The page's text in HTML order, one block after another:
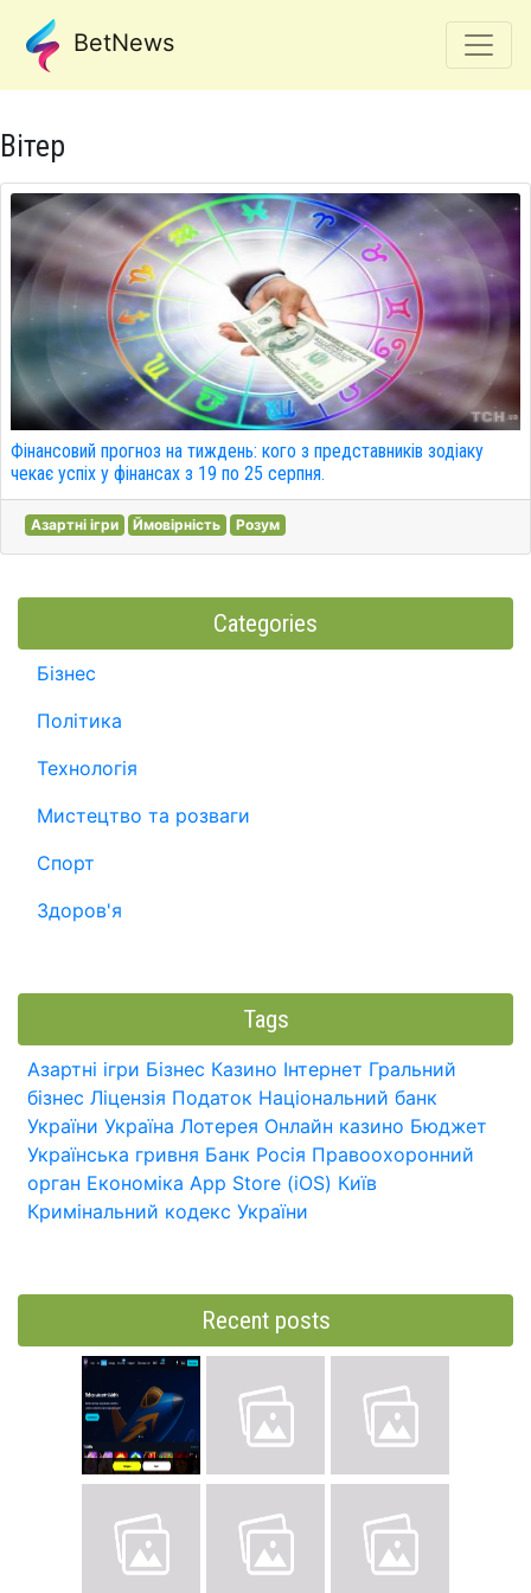
BetNews
Вітер
Фінансовий прогноз на тиждень: кого з представників зодіаку
чекає успіх у фінансах з 19 по 25 серпня.
Азартні ігри Ймовірність Розум
Categories
Бізнес
Політика
Технологія
Мистецтво та розваги
Спорт
Здоров'я
Tags
Азартні ігри Бізнес Казино Інтернет Гральний
бізнес Ліцензія Податок Національний банк
України Україна Лотерея Онлайн казино Бюджет
Українська гривня Банк Росія Правоохоронний
орган Економіка App Store (iOS) Київ
Кримінальний кодекс України
Recent posts